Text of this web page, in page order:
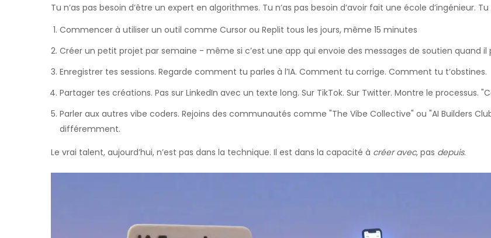
Tu n’as pas besoin d’être un expert en algorithmes. Tu n’as pas besoin d’avoir fait une école d’ingénieur.
Commencer à utiliser un outil comme Cursor ou Replit tous les jours, même 15 minutes
Créer un petit projet par semaine - même si c’est une app qui envoie des messages de soutien quand il
Enregistrer tes sessions. Regarde comment tu parles à l’IA. Comment tu corrige. Comment tu t’obstines.
Partager tes créations. Pas sur LinkedIn avec un texte long. Sur TikTok. Sur Twitter. Montre le processus.
Parler aux autres vibe coders. Rejoins des communautés comme "The Vibe Collective" ou "AI Builders
différemment.
Le vrai talent, aujourd’hui, n’est pas dans la technique. Il est dans la capacité à créer avec, pas depuis.